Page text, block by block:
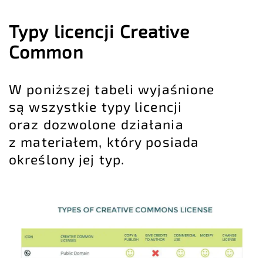
Typy licencji Creative
Common
W poniższej tabeli wyjaśnione
są wszystkie typy licencji
oraz dozwolone działania
z materiałem, który posiada
określony jej typ.